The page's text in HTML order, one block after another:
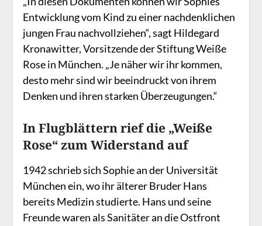
Entwicklung vom Kind zu einer nachdenklichen
jungen Frau nachvollziehen“, sagt Hildegard
Kronawitter, Vorsitzende der Stiftung Weiße
Rose in München. „Je näher wir ihr kommen,
desto mehr sind wir beeindruckt von ihrem
Denken und ihren starken Überzeugungen.“
In Flugblättern rief die „Weiße
Rose“ zum Widerstand auf
1942 schrieb sich Sophie an der Universität
München ein, wo ihr älterer Bruder Hans
bereits Medizin studierte. Hans und seine
Freunde waren als Sanitäter an die Ostfront